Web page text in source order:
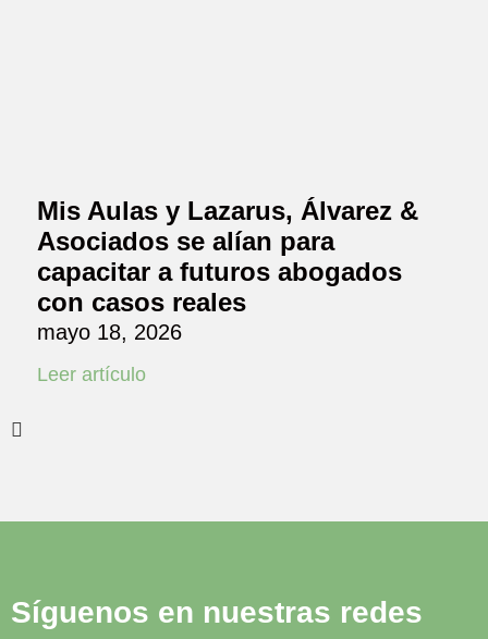
Mis Aulas y Lazarus, Álvarez &
Asociados se alían para
capacitar a futuros abogados
con casos reales
mayo 18, 2026
Leer artículo
Síguenos en nuestras redes